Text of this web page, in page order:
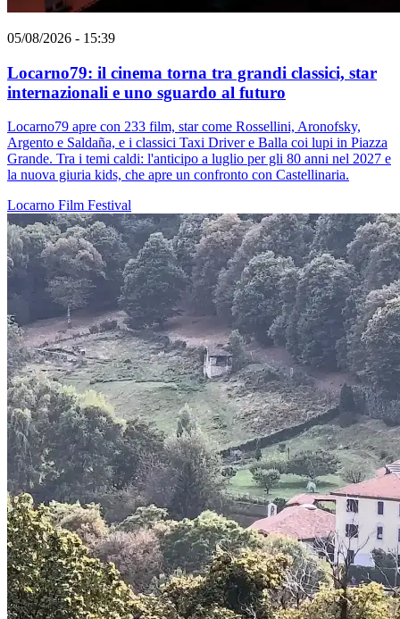
05/08/2026 - 15:39
Locarno79: il cinema torna tra grandi classici, star
internazionali e uno sguardo al futuro
Locarno79 apre con 233 film, star come Rossellini, Aronofsky,
Argento e Saldaña, e i classici Taxi Driver e Balla coi lupi in Piazza
Grande. Tra i temi caldi: l'anticipo a luglio per gli 80 anni nel 2027 e
la nuova giuria kids, che apre un confronto con Castellinaria.
Locarno Film Festival